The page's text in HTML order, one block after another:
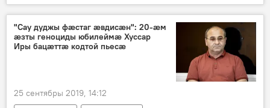
"Сау дуджы фæстаг æвдисæн": 20-ӕм
ӕзты геноциды юбилеймӕ Хуссар
Иры бацæттæ кодтой пьесæ
25 сентябры 2019, 14:12